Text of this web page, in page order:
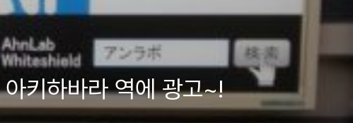
키하바라 역에 광고~!